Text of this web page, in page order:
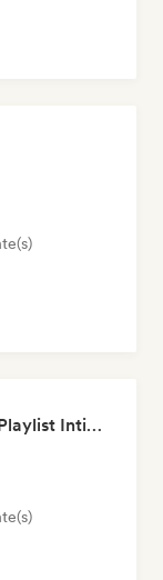
Neo Soul 2026 | Best R&B Playlist Intimate & Sexy